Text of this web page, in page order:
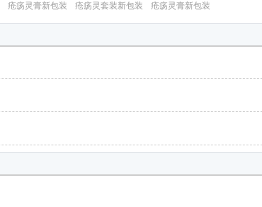
疮疡灵膏新包装 疮疡灵套装新包装 疮疡灵膏新包装